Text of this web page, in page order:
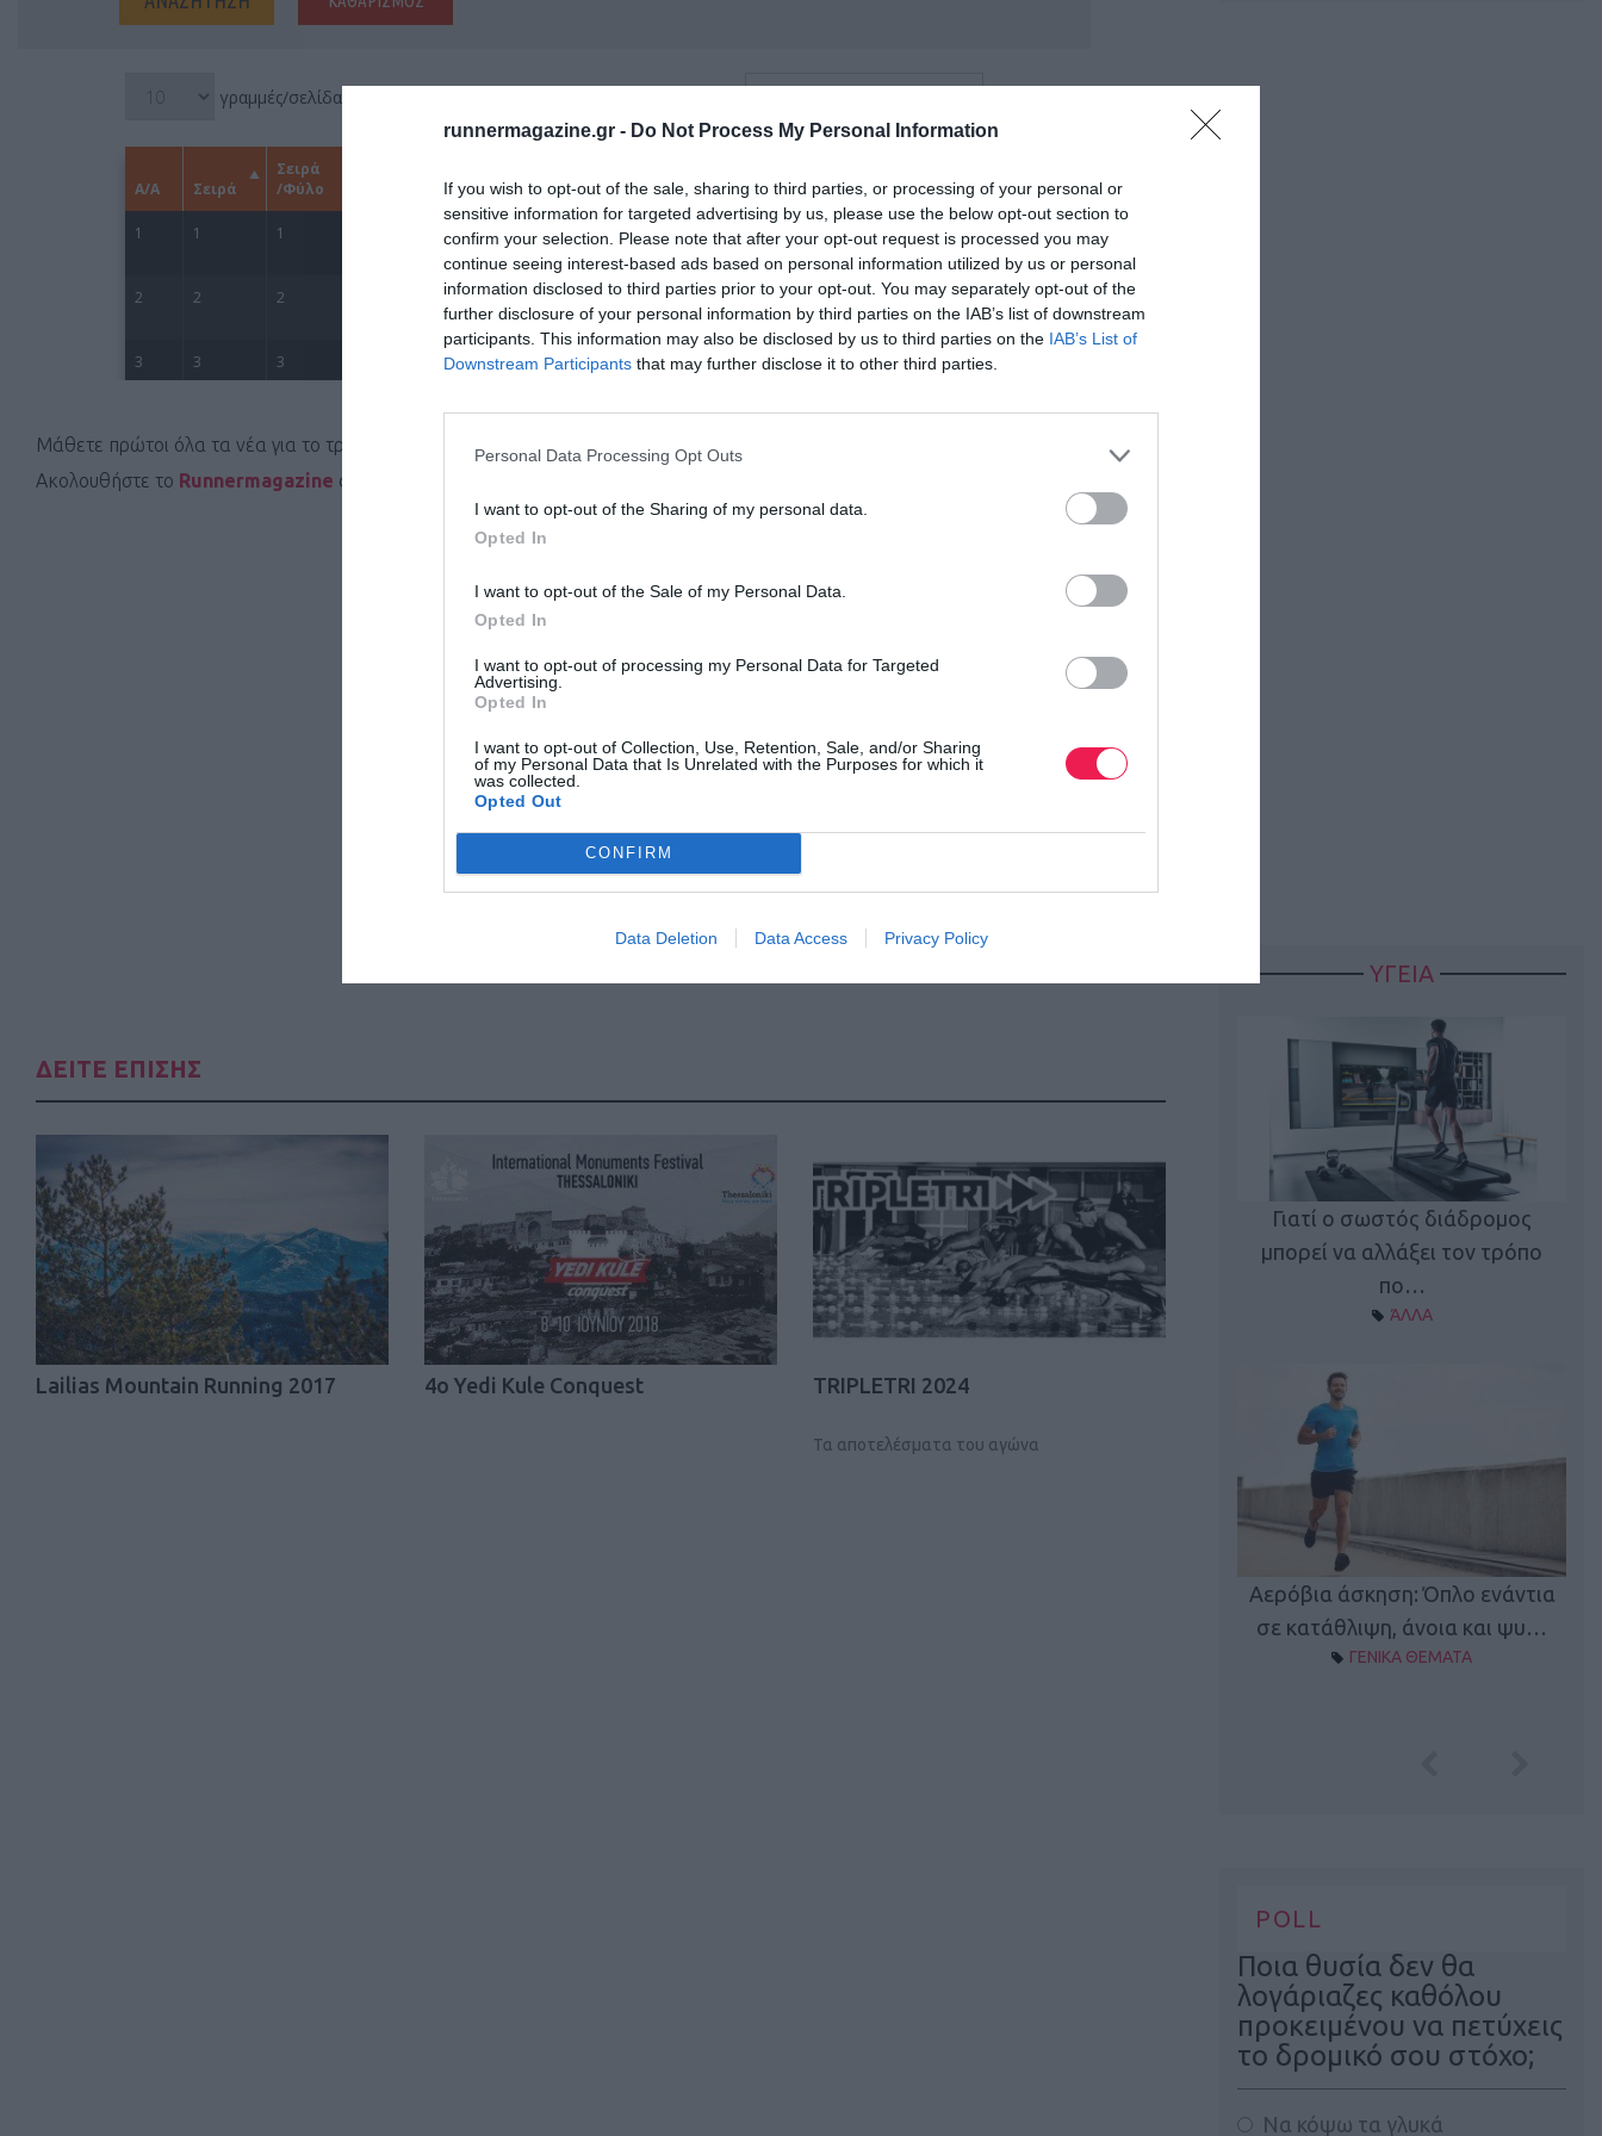
runnermagazine.gr - Do Not Process My Personal Information
If you wish to opt-out of the sale, sharing to third parties, or processing of your personal or
sensitive information for targeted advertising by us, please use the below opt-out section to
confirm your selection. Please note that after your opt-out request is processed you may
continue seeing interest-based ads based on personal information utilized by us or personal
information disclosed to third parties prior to your opt-out. You may separately opt-out of the
further disclosure of your personal information by third parties on the IAB’s list of downstream
participants. This information may also be disclosed by us to third parties on the IAB’s List of
Downstream Participants that may further disclose it to other third parties.
Personal Data Processing Opt Outs
I want to opt-out of the Sharing of my personal data.
Opted In
I want to opt-out of the Sale of my Personal Data.
Opted In
I want to opt-out of processing my Personal Data for Targeted
Advertising.
Opted In
I want to opt-out of Collection, Use, Retention, Sale, and/or Sharing
of my Personal Data that Is Unrelated with the Purposes for which it
was collected.
Opted Out
CONFIRM
Data Deletion Data Access Privacy Policy
Μάθετε πρώτοι όλα τα νέα για το τρέξιμο στην Ελλάδα και τον κόσμο στο GoogleNews του Runnermagazine
Ακολουθήστε το Runnermagazine σε
ΔΕΙΤΕ ΕΠΙΣΗΣ
Lailias Mountain Running 2017 4ο Yedi Kule Conquest TRIPLETRI 2024
Τα αποτελέσματα του αγώνα
ΥΓΕΙΑ
Καφές και καφεΐνη
ΓΕΝΙΚΑ ΘΕΜΑΤΑ
Γιατί ο σωστός διάδρομος
μπορεί να αλλάξει τον τρόπο
πο…
ΆΛΛΑ
Αερόβια άσκηση: Όπλο ενάντια
σε κατάθλιψη, άνοια και ψυ…
ΓΕΝΙΚΑ ΘΕΜΑΤΑ
POLL
Ποια θυσία δεν θα
λογάριαζες καθόλου
προκειμένου να πετύχεις
το δρομικό σου στόχο;
Να κόψω τα γλυκά